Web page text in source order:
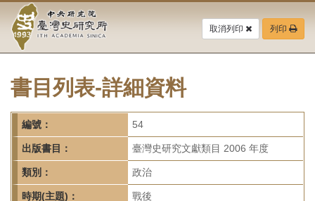
要
中
央
研
究
院-
臺
灣
取消列印 列印
書目列表-詳細資料
編號： 54
出版書目： 臺灣史研究文獻類目 2006 年度
類別： 政治
時期(主題)： 戰後